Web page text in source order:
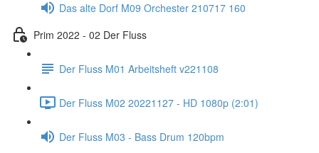
Das alte Dorf M09 Orchester 210717 160
Prim 2022 - 02 Der Fluss
Der Fluss M01 Arbeitsheft v221108
Der Fluss M02 20221127 - HD 1080p (2:01)
Der Fluss M03 - Bass Drum 120bpm